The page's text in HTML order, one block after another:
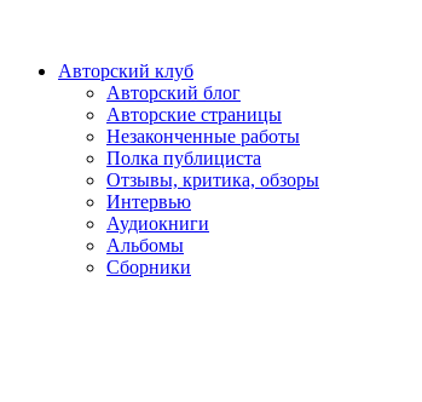
Авторский клуб
Авторский блог
Авторские страницы
Незаконченные работы
Полка публициста
Отзывы, критика, обзоры
Интервью
Аудиокниги
Альбомы
Сборники